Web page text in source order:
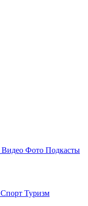
Видео Фото Подкасты
Спорт Туризм